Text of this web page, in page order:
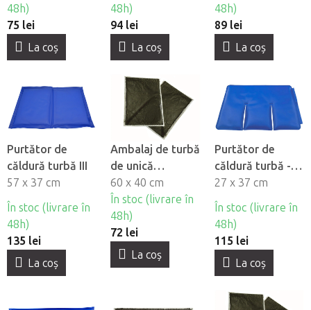
48h)
75 lei
La coş
48h)
94 lei
La coş
48h)
89 lei
La coş
Purtător de
căldură turbă III
57 x 37 cm
În stoc (livrare în
48h)
135 lei
La coş
Ambalaj de turbă
de unică
folosintă Klasik
III, 10 buc
60 x 40 cm
În stoc (livrare în
48h)
72 lei
La coş
Purtător de
căldură turbă -
Gâtul
27 x 37 cm
În stoc (livrare în
48h)
115 lei
La coş